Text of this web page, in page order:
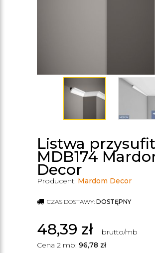
Listwa
MDB174
Decor
Producent: Mardom Decor
CZAS DOSTAWY: DOSTĘPNY
48,39 zł
brutto/mb
Cena 2 mb: 96,78 zł